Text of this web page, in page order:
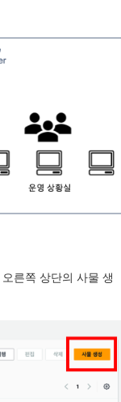
른쪽 상단의 사물 생